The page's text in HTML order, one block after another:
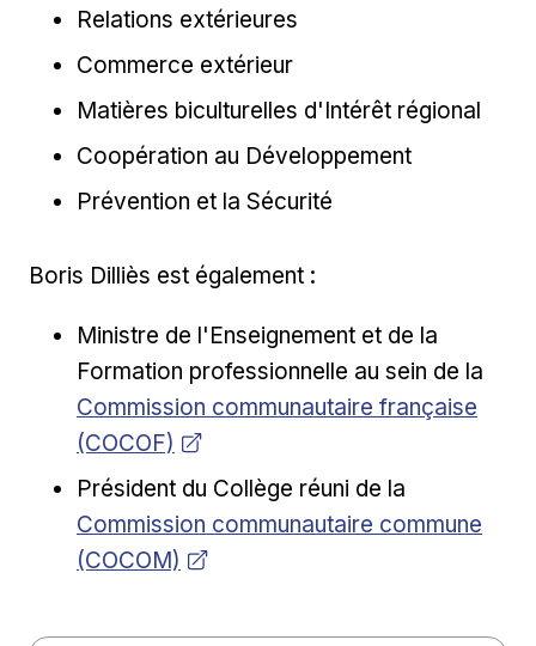
Relations extérieures
Commerce extérieur
Matières biculturelles d'Intérêt régional
Coopération au Développement
Prévention et la Sécurité
Boris Dilliès est également :
Ministre de l'Enseignement et de la
Formation professionnelle au sein de la
Commission communautaire française
(COCOF)
Président du Collège réuni de la
Commission communautaire commune
(COCOM)